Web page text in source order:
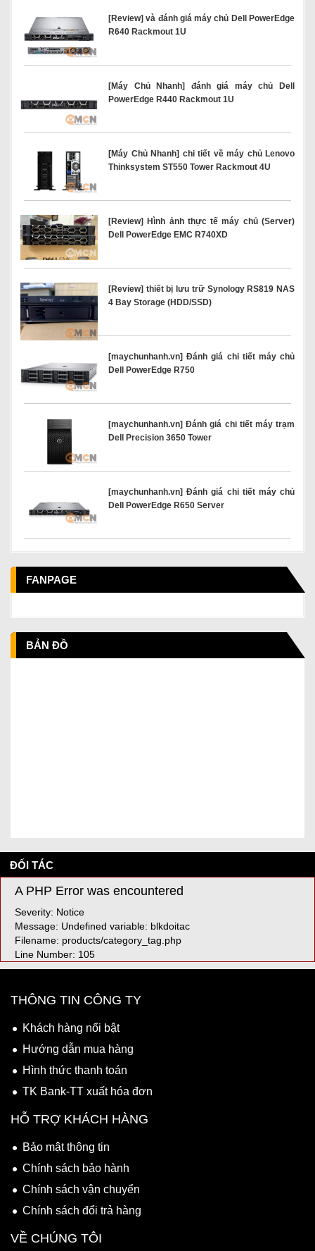
[Review] và đánh giá máy chủ Dell PowerEdge
R640 Rackmout 1U
[Máy Chủ Nhanh] đánh giá máy chủ Dell
PowerEdge R440 Rackmout 1U
[Máy Chủ Nhanh] chi tiết về máy chủ Lenovo
Thinksystem ST550 Tower Rackmout 4U
[Review] Hình ảnh thực tế máy chủ (Server)
Dell PowerEdge EMC R740XD
[Review] thiết bị lưu trữ Synology RS819 NAS
4 Bay Storage (HDD/SSD)
[maychunhanh.vn] Đánh giá chi tiết máy chủ
Dell PowerEdge R750
[maychunhanh.vn] Đánh giá chi tiết máy trạm
Dell Precision 3650 Tower
[maychunhanh.vn] Đánh giá chi tiết máy chủ
Dell PowerEdge R650 Server
FANPAGE
BẢN ĐỒ
ĐỐI TÁC
A PHP Error was encountered
Severity: Notice
Message: Undefined variable: blkdoitac
Filename: products/category_tag.php
Line Number: 105
THÔNG TIN CÔNG TY
Khách hàng nổi bật
Hướng dẫn mua hàng
Hình thức thanh toán
TK Bank-TT xuất hóa đơn
HỖ TRỢ KHÁCH HÀNG
Bảo mật thông tin
Chính sách bảo hành
Chính sách vận chuyển
Chính sách đổi trả hàng
VỀ CHÚNG TÔI